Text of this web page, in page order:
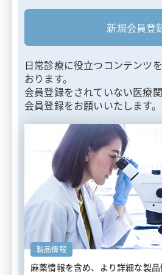
新規会員登
日常診療に役立つコンテンツ
おります。
会員登録をされていない医療
会員登録をお願いいたします。
製品情報
麻薬情報を含め、 より詳細な製